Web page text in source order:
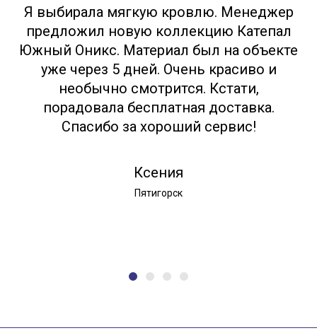
Я выбирала мягкую кровлю. Менеджер
предложил новую коллекцию Катепал
Южный Оникс. Материал был на объекте
уже через 5 дней. Очень красиво и
необычно смотрится. Кстати,
порадовала бесплатная доставка.
Спасибо за хороший сервис!
Ксения
Пятигорск